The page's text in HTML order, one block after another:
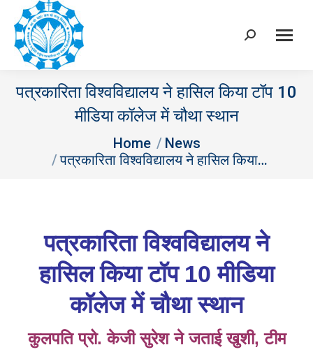
Search:
पत्रकारिता विश्वविद्यालय ने हासिल किया टॉप 10
मीडिया कॉलेज में चौथा स्थान
Home
News
पत्रकारिता विश्वविद्यालय ने हासिल किया…
पत्रकारिता विश्वविद्यालय ने
हासिल किया टॉप 10 मीडिया
कॉलेज में चौथा स्थान
कुलपति प्रो. केजी सुरेश ने जताई खुशी, टीम